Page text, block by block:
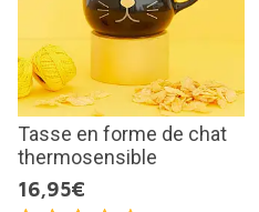
Tasse en forme de chat
thermosensible
16,95€